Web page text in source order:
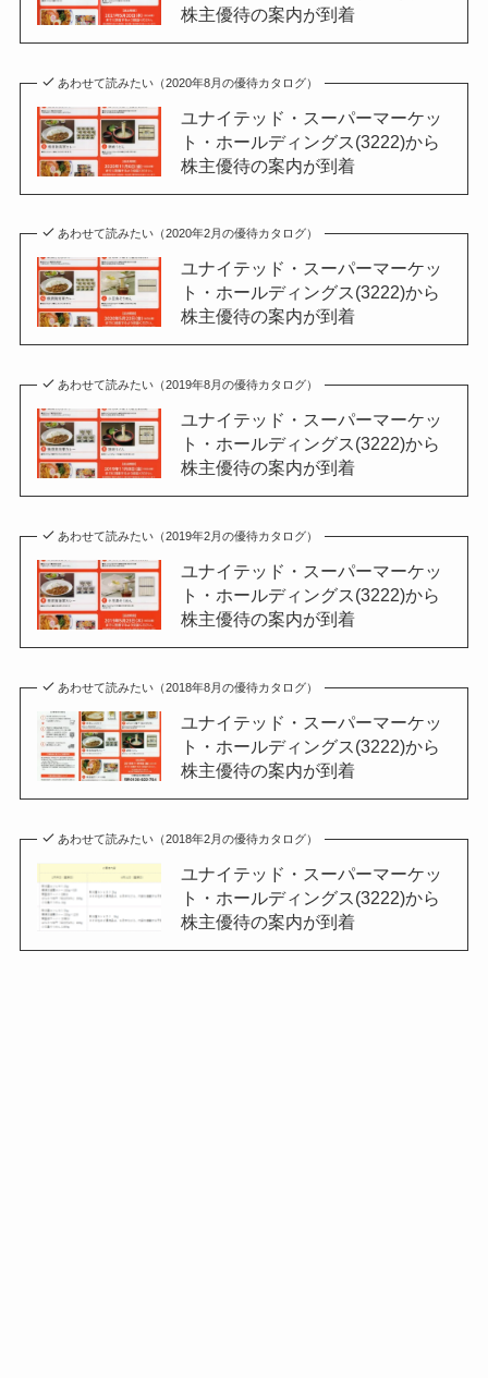
株主優待の案内が到着
あわせて読みたい（2020年8月の優待カタログ）
ユナイテッド・スーパーマーケッ
ト・ホールディングス(3222)から
株主優待の案内が到着
あわせて読みたい（2020年2月の優待カタログ）
ユナイテッド・スーパーマーケッ
ト・ホールディングス(3222)から
株主優待の案内が到着
あわせて読みたい（2019年8月の優待カタログ）
ユナイテッド・スーパーマーケッ
ト・ホールディングス(3222)から
株主優待の案内が到着
あわせて読みたい（2019年2月の優待カタログ）
ユナイテッド・スーパーマーケッ
ト・ホールディングス(3222)から
株主優待の案内が到着
あわせて読みたい（2018年8月の優待カタログ）
ユナイテッド・スーパーマーケッ
ト・ホールディングス(3222)から
株主優待の案内が到着
あわせて読みたい（2018年2月の優待カタログ）
ユナイテッド・スーパーマーケッ
ト・ホールディングス(3222)から
株主優待の案内が到着